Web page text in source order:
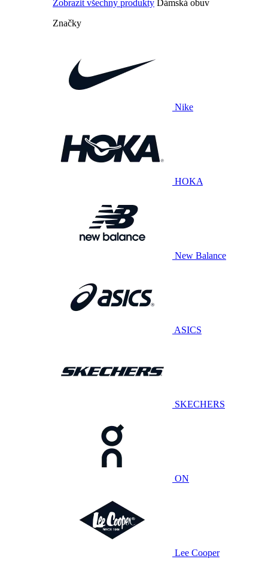
Zobrazit všechny produkty Dámská obuv
Značky
Nike
HOKA
New Balance
ASICS
SKECHERS
ON
Lee Cooper